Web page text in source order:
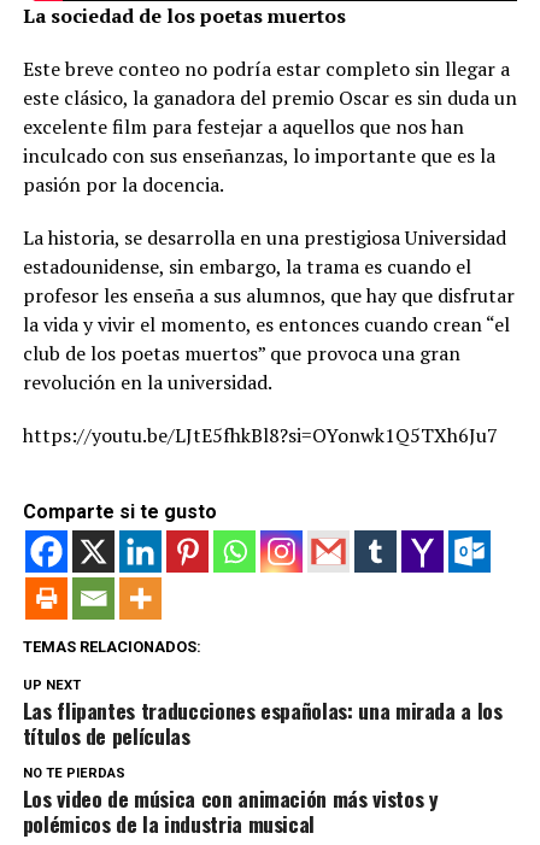
La sociedad de los poetas muertos
Este breve conteo no podría estar completo sin llegar a
este clásico, la ganadora del premio Oscar es sin duda un
excelente film para festejar a aquellos que nos han
inculcado con sus enseñanzas, lo importante que es la
pasión por la docencia.
La historia, se desarrolla en una prestigiosa Universidad
estadounidense, sin embargo, la trama es cuando el
profesor les enseña a sus alumnos, que hay que disfrutar
la vida y vivir el momento, es entonces cuando crean “el
club de los poetas muertos” que provoca una gran
revolución en la universidad.
https://youtu.be/LJtE5fhkBl8?si=OYonwk1Q5TXh6Ju7
Comparte si te gusto
TEMAS RELACIONADOS:
UP NEXT
Las flipantes traducciones españolas: una mirada a los
títulos de películas
NO TE PIERDAS
Los video de música con animación más vistos y
polémicos de la industria musical